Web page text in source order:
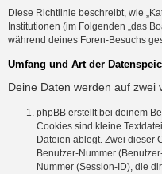
Diese Richtlinie beschreibt, wie
Institutionen (im Folgenden „das
während deines Foren-Besuchs
Umfang und Art der
Deine Daten werden auf zwei
phpBB erstellt bei deinem
Cookies sind kleine
Dateien ablegt. Zwei dieser
Benutzer-Nummer
Nummer (Session-ID), die